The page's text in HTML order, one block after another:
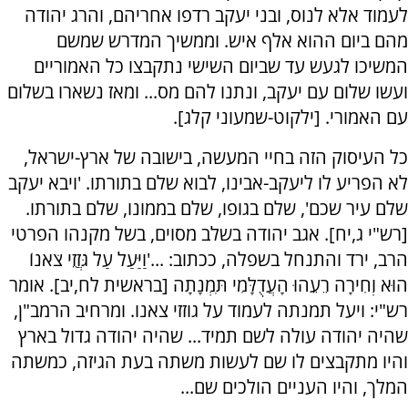
לעמוד אלא לנוס, ובני יעקב רדפו אחריהם, והרג יהודה
מהם ביום ההוא אלף איש. וממשיך המדרש שמשם
המשיכו לגעש עד שביום השישי נתקבצו כל האמוריים
ועשו שלום עם יעקב, ונתנו להם מס... ומאז נשארו בשלום
עם האמורי. [ילקוט-שמעוני קלג].
כל העיסוק הזה בחיי המעשה, בישובה של ארץ-ישראל,
לא הפריע לו ליעקב-אבינו, לבוא שלם בתורתו. 'ויבא יעקב
שלם עיר שכם', שלם בגופו, שלם בממונו, שלם בתורתו.
[רש"י ג,יח]. אגב יהודה בשלב מסוים, בשל מקנהו הפרטי
הרב, ירד והתנחל בשפלה, ככתוב: ...'וַיַּעַל עַל גֹּזֲזֵי צֹאנוֹ
הוּא וְחִירָה רֵעֵהוּ הָעֲדֻלָּמִי תִּמְנָתָה [בראשית לח,יב]. אומר
רש"י: ויעל תמנתה לעמוד על גוזזי צאנו. ומרחיב הרמב"ן,
שהיה יהודה עולה לשם תמיד... שהיה יהודה גדול בארץ
והיו מתקבצים לו שם לעשות משתה בעת הגיזה, כמשתה
המלך, והיו העניים הולכים שם...